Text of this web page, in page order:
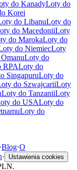
do KanadyLoty do
Korei
do LibanuLoty do
do MacedoniiLoty
do MarokaLoty do
do NiemiecLoty
Loty do
RPALoty do
SingapuruLoty do
do SzwajcariiLoty
Loty do TanzaniiLoty
do USALoty do
Loty do
·Blog·O
· Ustawienia cookies